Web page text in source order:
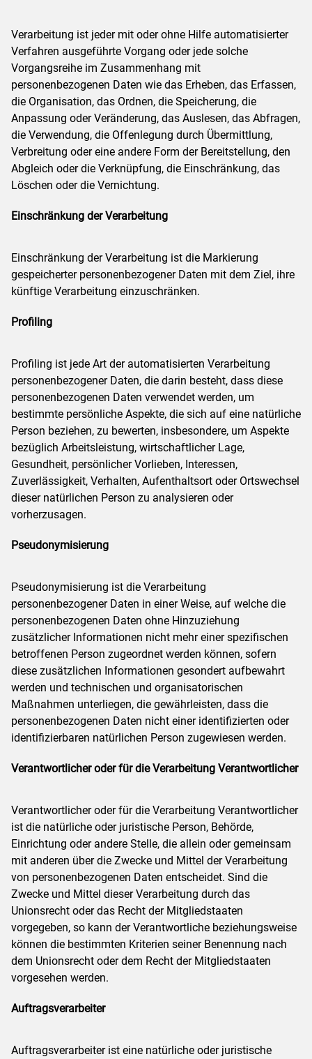
Verarbeitung ist jeder mit oder ohne Hilfe automatisierter
Verfahren ausgeführte Vorgang oder jede solche
Vorgangsreihe im Zusammenhang mit
personenbezogenen Daten wie das Erheben, das Erfassen,
die Organisation, das Ordnen, die Speicherung, die
Anpassung oder Veränderung, das Auslesen, das Abfragen,
die Verwendung, die Offenlegung durch Übermittlung,
Verbreitung oder eine andere Form der Bereitstellung, den
Abgleich oder die Verknüpfung, die Einschränkung, das
Löschen oder die Vernichtung.
Einschränkung der Verarbeitung
Einschränkung der Verarbeitung ist die Markierung
gespeicherter personenbezogener Daten mit dem Ziel, ihre
künftige Verarbeitung einzuschränken.
Profiling
Profiling ist jede Art der automatisierten Verarbeitung
personenbezogener Daten, die darin besteht, dass diese
personenbezogenen Daten verwendet werden, um
bestimmte persönliche Aspekte, die sich auf eine natürliche
Person beziehen, zu bewerten, insbesondere, um Aspekte
bezüglich Arbeitsleistung, wirtschaftlicher Lage,
Gesundheit, persönlicher Vorlieben, Interessen,
Zuverlässigkeit, Verhalten, Aufenthaltsort oder Ortswechsel
dieser natürlichen Person zu analysieren oder
vorherzusagen.
Pseudonymisierung
Pseudonymisierung ist die Verarbeitung
personenbezogener Daten in einer Weise, auf welche die
personenbezogenen Daten ohne Hinzuziehung
zusätzlicher Informationen nicht mehr einer spezifischen
betroffenen Person zugeordnet werden können, sofern
diese zusätzlichen Informationen gesondert aufbewahrt
werden und technischen und organisatorischen
Maßnahmen unterliegen, die gewährleisten, dass die
personenbezogenen Daten nicht einer identifizierten oder
identifizierbaren natürlichen Person zugewiesen werden.
Verantwortlicher oder für die Verarbeitung Verantwortlicher
Verantwortlicher oder für die Verarbeitung Verantwortlicher
ist die natürliche oder juristische Person, Behörde,
Einrichtung oder andere Stelle, die allein oder gemeinsam
mit anderen über die Zwecke und Mittel der Verarbeitung
von personenbezogenen Daten entscheidet. Sind die
Zwecke und Mittel dieser Verarbeitung durch das
Unionsrecht oder das Recht der Mitgliedstaaten
vorgegeben, so kann der Verantwortliche beziehungsweise
können die bestimmten Kriterien seiner Benennung nach
dem Unionsrecht oder dem Recht der Mitgliedstaaten
vorgesehen werden.
Auftragsverarbeiter
Auftragsverarbeiter ist eine natürliche oder juristische